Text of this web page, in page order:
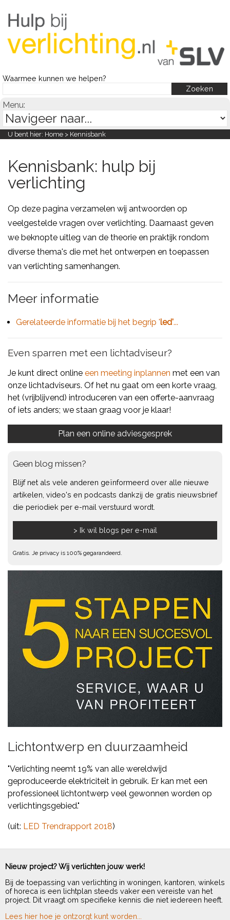
Waarmee kunnen we helpen?
Menu:
U bent hier: Home > Kennisbank
Kennisbank: hulp bij
verlichting
Op deze pagina verzamelen wij antwoorden op
veelgestelde vragen over verlichting. Daarnaast geven
we beknopte uitleg van de theorie en praktijk rondom
diverse thema's die met het ontwerpen en toepassen
van verlichting samenhangen.
Meer informatie
Gerelateerde informatie bij het begrip 'led'...
Even sparren met een lichtadviseur?
Je kunt direct online een meeting inplannen met een van
onze lichtadviseurs. Of het nu gaat om een korte vraag,
het (vrijblijvend) introduceren van een offerte-aanvraag
of iets anders; we staan graag voor je klaar!
Geen blog missen?
Blijf net als vele anderen geïnformeerd over alle nieuwe
artikelen, video's en podcasts dankzij de gratis nieuwsbrief
die periodiek per e-mail verstuurd wordt.
Gratis. Je privacy is 100% gegarandeerd.
Lichtontwerp en duurzaamheid
"Verlichting neemt 19% van alle wereldwijd
geproduceerde elektriciteit in gebruik. Er kan met een
professioneel lichtontwerp veel gewonnen worden op
verlichtingsgebied."
(uit: LED Trendrapport 2018)
Nieuw project? Wij verlichten jouw werk!
Bij de toepassing van verlichting in woningen, kantoren, winkels
of horeca is een lichtplan steeds vaker een vereiste van het
project. Dit vraagt om specifieke kennis die niet iedereen heeft.
Lees hier hoe je ontzorgt kunt worden...